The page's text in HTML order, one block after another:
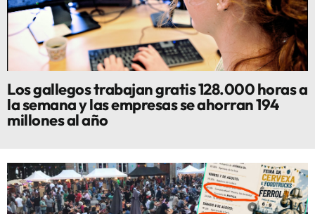
Los gallegos trabajan gratis 128.000 horas a
la semana y las empresas se ahorran 194
millones al año